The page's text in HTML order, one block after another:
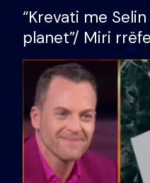
“Krevati me
planet”/ Miri
bukura në
mungojë zilja e